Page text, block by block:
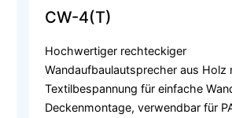
CW-4(T)
Hochwertiger rechteckiger
Wandaufbaulautsprecher aus Holz
Textilbespannung für einfache
Deckenmontage, verwendbar für